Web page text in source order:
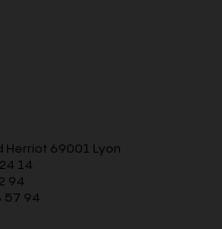
Herriot 69001 Lyon
14
94
57 94